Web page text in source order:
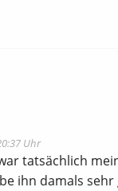
Uhr
tatsächlich
ihn damals